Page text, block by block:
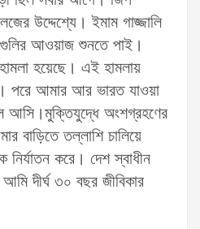
উদ্দেশ্যে। ইমাম গাজ্জালি
আওয়াজ শুনতে পাই।
হয়েছে। এই হামলায়
পরে আমার আর ভারত যাওয়া
আসি।মুক্তিযুদ্ধে অংশগ্রহণের
বাড়িতে তল্লাশি চালিয়ে
করে। দেশ স্বাধীন
দীর্ঘ ৩০ বছর জীবিকার